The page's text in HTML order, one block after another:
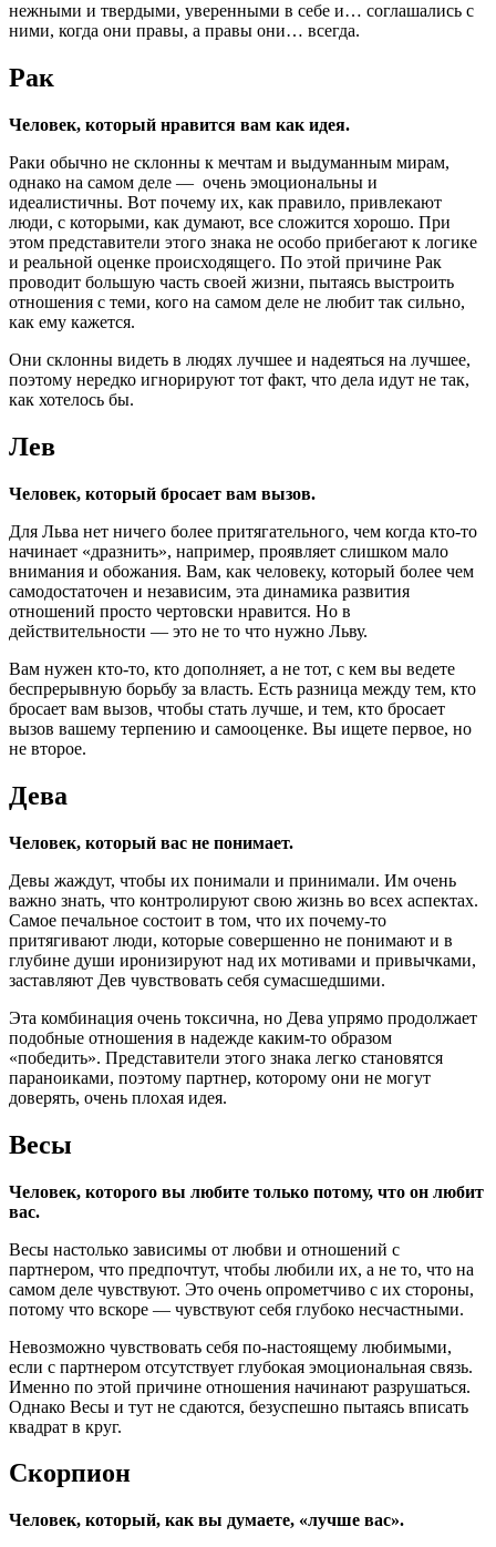
нежными и твердыми, уверенными в себе и… соглашались с
ними, когда они правы, а правы они… всегда.
Рак
Человек, который нравится вам как идея.
Раки обычно не склонны к мечтам и выдуманным мирам,
однако на самом деле — очень эмоциональны и
идеалистичны. Вот почему их, как правило, привлекают
люди, с которыми, как думают, все сложится хорошо. При
этом представители этого знака не особо прибегают к логике
и реальной оценке происходящего. По этой причине Рак
проводит большую часть своей жизни, пытаясь выстроить
отношения с теми, кого на самом деле не любит так сильно,
как ему кажется.
Они склонны видеть в людях лучшее и надеяться на лучшее,
поэтому нередко игнорируют тот факт, что дела идут не так,
как хотелось бы.
Лев
Человек, который бросает вам вызов.
Для Льва нет ничего более притягательного, чем когда кто-то
начинает «дразнить», например, проявляет слишком мало
внимания и обожания. Вам, как человеку, который более чем
самодостаточен и независим, эта динамика развития
отношений просто чертовски нравится. Но в
действительности — это не то что нужно Льву.
Вам нужен кто-то, кто дополняет, а не тот, с кем вы ведете
беспрерывную борьбу за власть. Есть разница между тем, кто
бросает вам вызов, чтобы стать лучше, и тем, кто бросает
вызов вашему терпению и самооценке. Вы ищете первое, но
не второе.
Дева
Человек, который вас не понимает.
Девы жаждут, чтобы их понимали и принимали. Им очень
важно знать, что контролируют свою жизнь во всех аспектах.
Самое печальное состоит в том, что их почему-то
притягивают люди, которые совершенно не понимают и в
глубине души иронизируют над их мотивами и привычками,
заставляют Дев чувствовать себя сумасшедшими.
Эта комбинация очень токсична, но Дева упрямо продолжает
подобные отношения в надежде каким-то образом
«победить». Представители этого знака легко становятся
параноиками, поэтому партнер, которому они не могут
доверять, очень плохая идея.
Весы
Человек, которого вы любите только потому, что он любит
вас.
Весы настолько зависимы от любви и отношений с
партнером, что предпочтут, чтобы любили их, а не то, что на
самом деле чувствуют. Это очень опрометчиво с их стороны,
потому что вскоре — чувствуют себя глубоко несчастными.
Невозможно чувствовать себя по-настоящему любимыми,
если с партнером отсутствует глубокая эмоциональная связь.
Именно по этой причине отношения начинают разрушаться.
Однако Весы и тут не сдаются, безуспешно пытаясь вписать
квадрат в круг.
Скорпион
Человек, который, как вы думаете, «лучше вас».